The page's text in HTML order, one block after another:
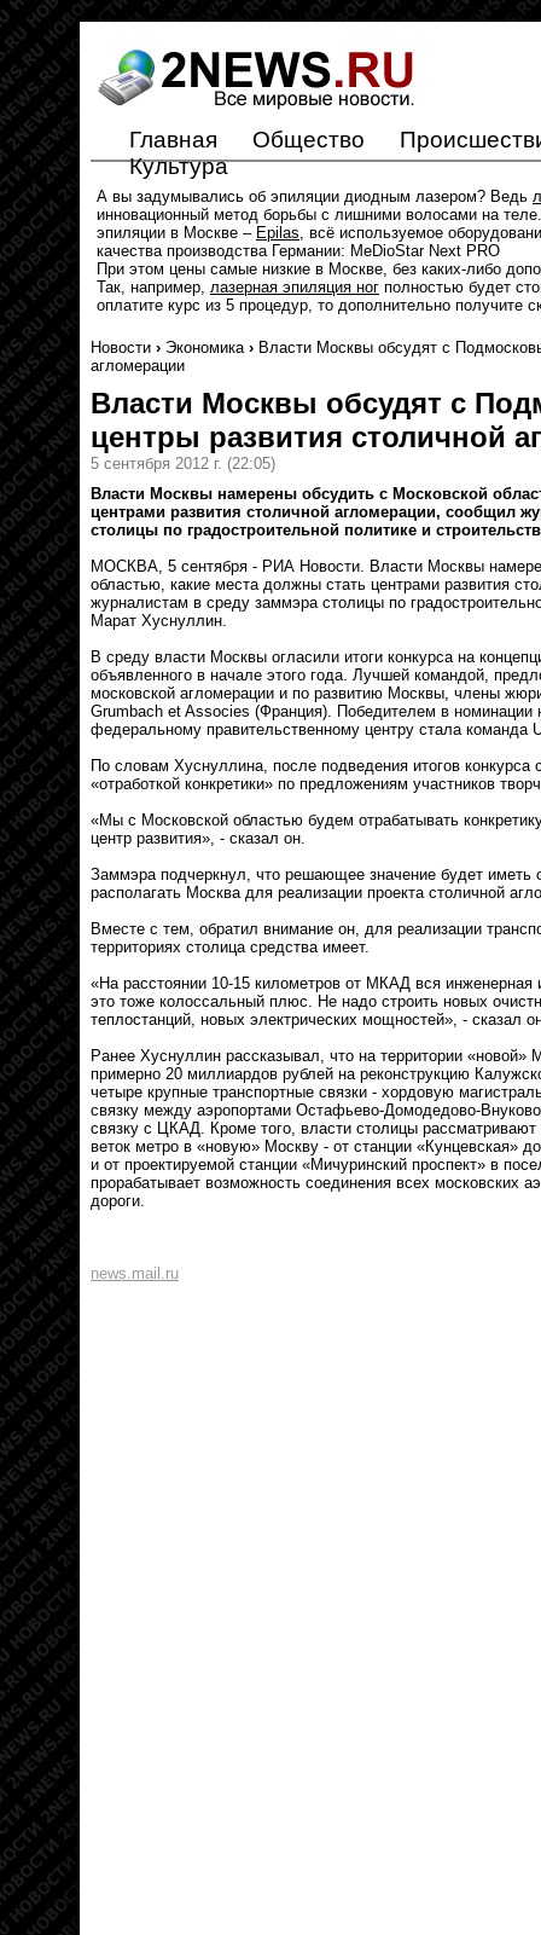
Главная Общество
Культура
А вы задумывались об эпиляции диодным лазером? Ведь
инновационный метод борьбы с лишними волосами на
эпиляции в Москве – Epilas, всё используемое
качества производства Германии: MeDioStar Next PRO
При этом цены самые низкие в Москве, без каких-либо
Так, например, лазерная эпиляция ног полностью будет
оплатите курс из 5 процедур, то дополнительно получите
Новости › Экономика › Власти Москвы обсудят с
агломерации
Власти Москвы обсудят с
центры развития столичной
5 сентября 2012 г. (22:05)
Власти Москвы намерены обсудить с Московской
центрами развития столичной агломерации, сообщил
столицы по градостроительной политике и
МОСКВА, 5 сентября - РИА Новости. Власти Москвы
областью, какие места должны стать центрами развития
журналистам в среду заммэра столицы по
Марат Хуснуллин.
В среду власти Москвы огласили итоги конкурса на
объявленного в начале этого года. Лучшей командой,
московской агломерации и по развитию Москвы, члены
Grumbach et Associes (Франция). Победителем в
федеральному правительственному центру стала
По словам Хуснуллина, после подведения итогов конкурса
«отработкой конкретики» по предложениям участников
«Мы с Московской областью будем отрабатывать
центр развития», - сказал он.
Заммэра подчеркнул, что решающее значение будет иметь
располагать Москва для реализации проекта столичной
Вместе с тем, обратил внимание он, для реализации
территориях столица средства имеет.
«На расстоянии 10-15 километров от МКАД вся инженерная
это тоже колоссальный плюс. Не надо строить новых
теплостанций, новых электрических мощностей», - сказал
Ранее Хуснуллин рассказывал, что на территории «новой»
примерно 20 миллиардов рублей на реконструкцию
четыре крупные транспортные связки - хордовую
связку между аэропортами Остафьево-Домодедово-
связку с ЦКАД. Кроме того, власти столицы
веток метро в «новую» Москву - от станции «Кунцевская»
и от проектируемой станции «Мичуринский проспект» в
прорабатывает возможность соединения всех московских
дороги.
news.mail.ru